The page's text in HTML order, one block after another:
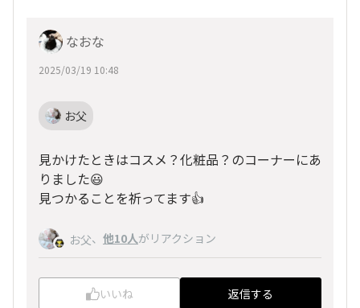
なおな
2025/03/19 10:48
お父
見かけたときはコスメ？化粧品？のコーナーにあ
りました😃
見つかることを祈ってます👍
お父、 他10人がリアクション
いいね 返信する